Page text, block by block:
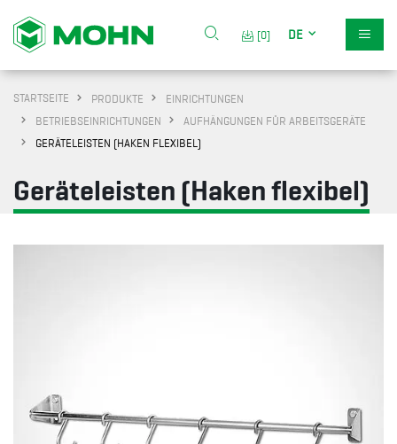
[0] DE
STARTSEITE PRODUKTE
EINRICHTUNGEN
BETRIEBSEINRICHTUNGEN
AUFHÄNGUNGEN FÜR ARBEITSGERÄTE
GERÄTELEISTEN (HAKEN FLEXIBEL)
Geräteleisten (Haken flexibel)